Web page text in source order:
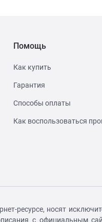
Помощь
Как купить
Гарантия
Способы оплаты
Как воспользоваться
ресурсе, носят
с официальным